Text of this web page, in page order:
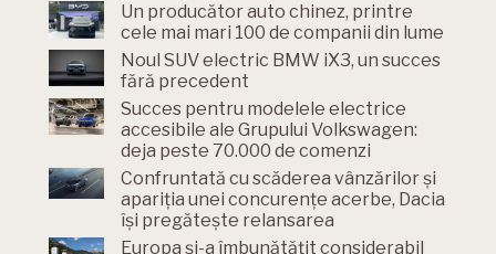
Un producător auto chinez, printre
cele mai mari 100 de companii din lume
Noul SUV electric BMW iX3, un succes
fără precedent
Succes pentru modelele electrice
accesibile ale Grupului Volkswagen:
deja peste 70.000 de comenzi
Confruntată cu scăderea vânzărilor și
apariția unei concurențe acerbe, Dacia
își pregătește relansarea
Europa și-a îmbunătățit considerabil